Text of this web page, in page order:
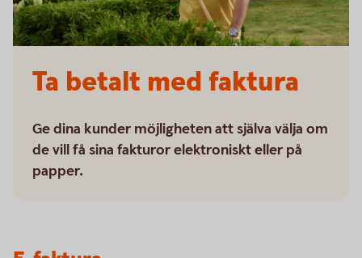
Ta betalt med faktura
Ge dina kunder möjligheten att själva välja om
de vill få sina fakturor elektroniskt eller på
papper.